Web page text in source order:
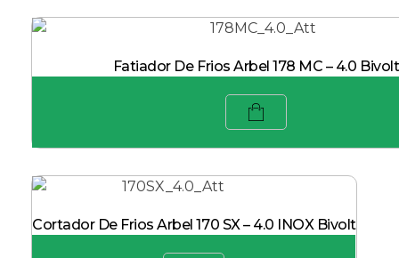
Fatiador De Frios Arbel 178 MC – 4.0 Bivolt
Cortador De Frios Arbel 170 SX – 4.0 INOX Bivolt